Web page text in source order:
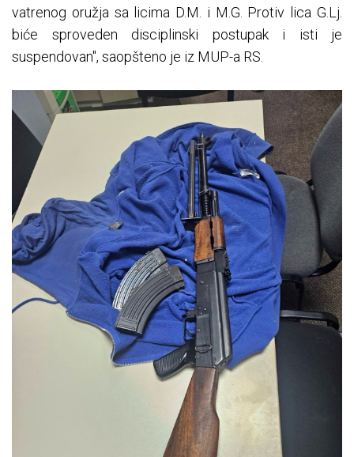
vatrenog oružja sa licima D.M. i M.G. Protiv lica G.Lj.
biće sproveden disciplinski postupak i isti je
suspendovan", saopšteno je iz MUP-a RS.